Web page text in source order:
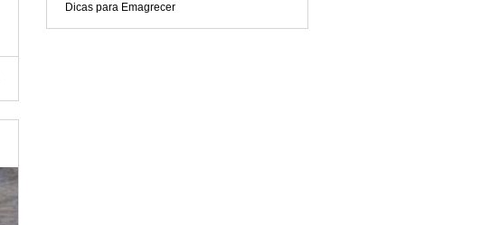
Dicas para Emagrecer